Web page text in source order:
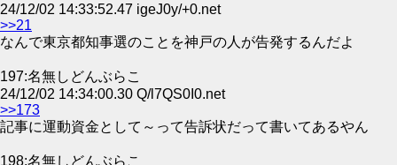
24/12/02 14:33:52.47 igeJ0y/+0.net
>>21
なんで東京都知事選のことを神戸の人が告発するんだよ
197:名無しどんぶらこ
24/12/02 14:34:00.30 Q/l7QS0I0.net
>>173
記事に運動資金として～って告訴状だって書いてあるやん
198:名無しどんぶらこ